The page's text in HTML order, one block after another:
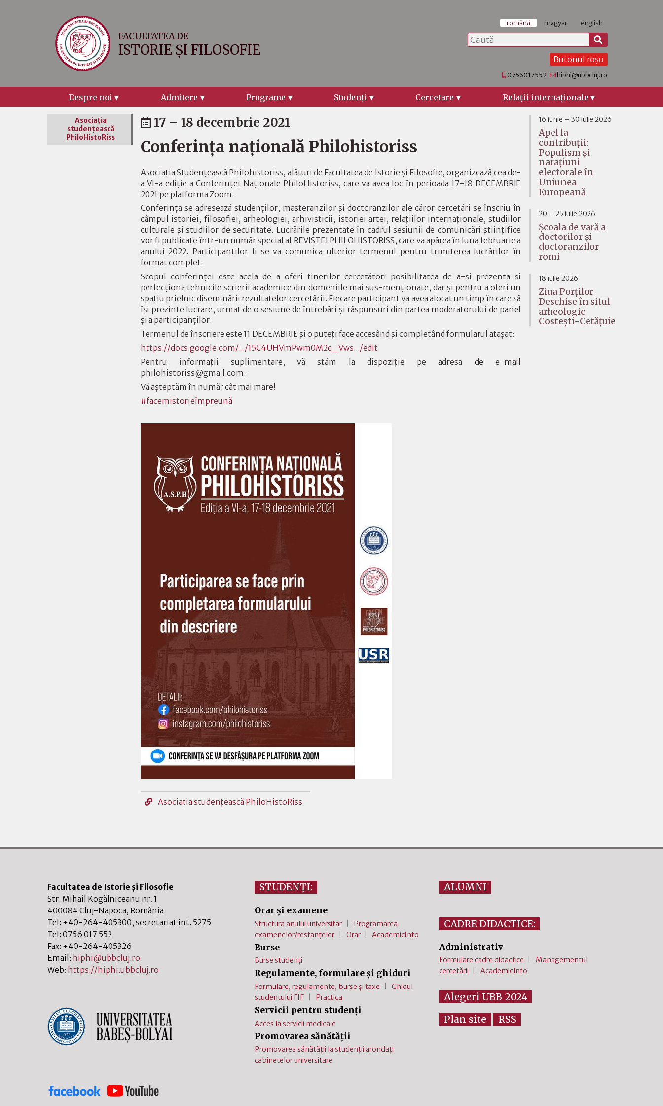
FACULTATEA DE
ISTORIE ȘI FILOSOFIE
română magyar english
Butonul roșu
0756017552 hiphi@ubbcluj.ro
Despre noi Admitere Programe Studenţi Cercetare Relaţii internaţionale
17 – 18 decembrie 2021
Conferința națională Philohistoriss
Asociația Studențească Philohistoriss, alături de Facultatea de Istorie și Filosofie, organizează cea de-
a VI-a ediție a Conferinței Naționale PhiloHistoriss, care va avea loc în perioada 17-18 DECEMBRIE
2021 pe platforma Zoom.
Conferința se adresează studenților, masteranzilor și doctoranzilor ale căror cercetări se înscriu în
câmpul istoriei, filosofiei, arheologiei, arhivisticii, istoriei artei, relațiilor internaționale, studiilor
culturale și studiilor de securitate. Lucrările prezentate în cadrul sesiunii de comunicări științifice
vor fi publicate într-un număr special al REVISTEI PHILOHISTORISS, care va apărea în luna februarie a
anului 2022. Participanților li se va comunica ulterior termenul pentru trimiterea lucrărilor în
format complet.
Scopul conferinței este acela de a oferi tinerilor cercetători posibilitatea de a-și prezenta și
perfecționa tehnicile scrierii academice din domeniile mai sus-menționate, dar și pentru a oferi un
spațiu prielnic diseminării rezultatelor cercetării. Fiecare participant va avea alocat un timp în care să
își prezinte lucrare, urmat de o sesiune de întrebări și răspunsuri din partea moderatorului de panel
și a participanților.
Termenul de înscriere este 11 DECEMBRIE și o puteți face accesând și completând formularul atașat:
https://docs.google.com/.../15C4UHVmPwm0M2q_Vws.../edit
Pentru informații suplimentare, vă stăm la dispoziție pe adresa de e-mail
philohistoriss@gmail.com.
Vă așteptăm în număr cât mai mare!
#facemistorieîmpreună
Asociaţia studenţească PhiloHistoRiss
Asociaţia
studenţească
PhiloHistoRiss
16 iunie – 30 iulie 2026
Apel la
contribuții:
Populism și
narațiuni
electorale în
Uniunea
Europeană
20 – 25 iulie 2026
Școala de vară a
doctorilor și
doctoranzilor
romi
18 iulie 2026
Ziua Porților
Deschise în situl
arheologic
Costești-Cetățuie
STUDENȚI:
Orar și examene
Structura anului universitar
Programarea
examenelor/restanțelor
Orar AcademicInfo
Burse
Burse studenți
Regulamente, formulare și ghiduri
Formulare, regulamente, burse și taxe
Ghidul
studentului FIF
Practica
Servicii pentru studenți
Acces la servicii medicale
Promovarea sănătății
Promovarea sănătății la studenții arondați
cabinetelor universitare
ALUMNI
CADRE DIDACTICE:
Administrativ
Formulare cadre didactice
Managementul
cercetării
AcademicInfo
Alegeri UBB 2024
Plan site
RSS
Facultatea de Istorie și Filosofie
Str. Mihail Kogălniceanu nr. 1
400084 Cluj-Napoca, România
Tel: +40-264-405300, secretariat int. 5275
Tel: 0756 017 552
Fax: +40-264-405326
Email: hiphi@ubbcluj.ro
Web: https://hiphi.ubbcluj.ro